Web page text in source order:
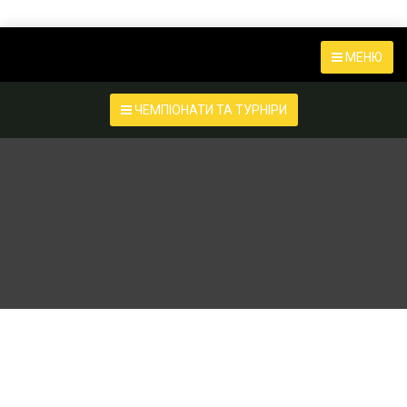
МЕНЮ
ЧЕМПІОНАТИ ТА ТУРНІРИ